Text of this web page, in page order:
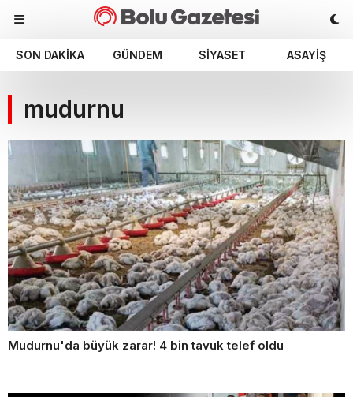
SON DAKIKA GÜNDEM SIYASET ASAYIŞ
mudurnu
Mudurnu'da büyük zarar! 4 bin tavuk telef oldu